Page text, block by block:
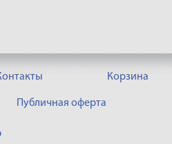
Корзина
Публичная оферта